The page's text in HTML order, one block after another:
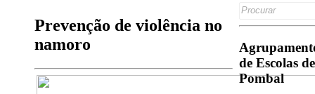
Prevenção de violência no
namoro
Search
de Escolas de
Pombal